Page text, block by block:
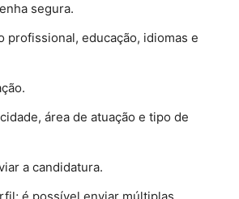
segura.
educação, idiomas e
área de atuação e tipo de
a candidatura.